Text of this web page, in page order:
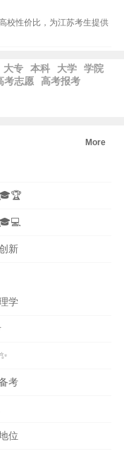
校性价比，为江苏考生提供
大专 本科 大学
学院
考志愿 高考报考
More
新
学
考
位